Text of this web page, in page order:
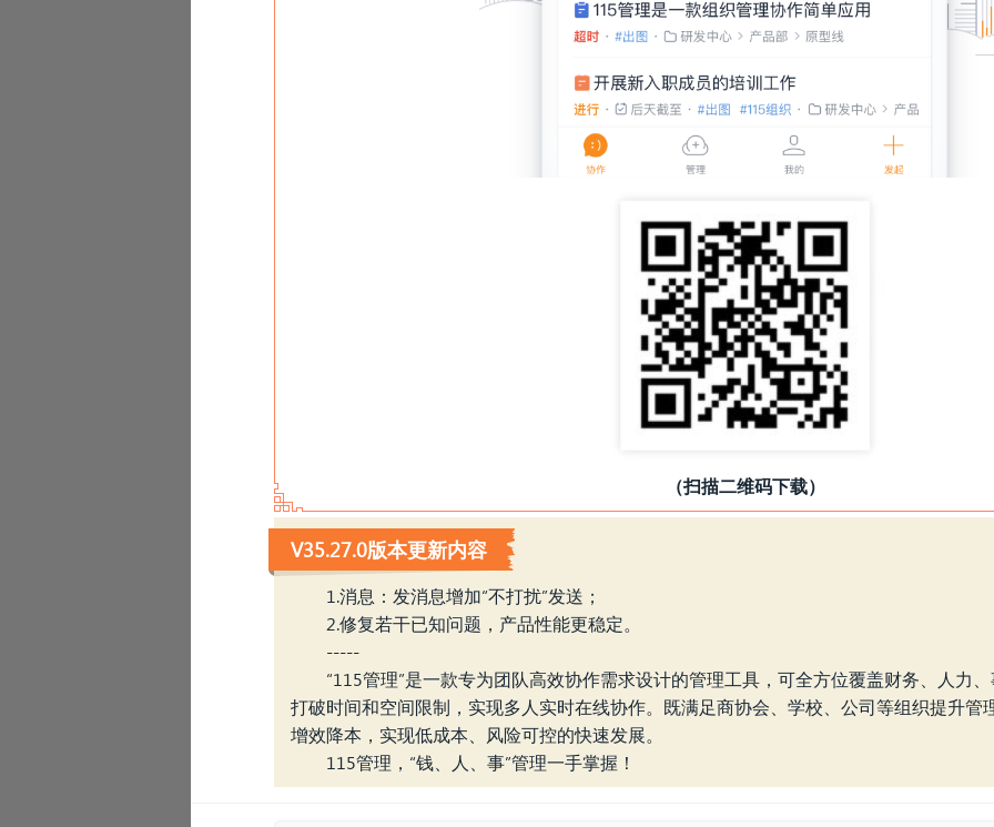
（扫描二维码下载）
V35.27.0版本更新内容
1.消息：发消息增加“不打扰”发送；
2.修复若干已知问题，产品性能更稳定。
-----
“115管理”是一款专为团队高效协作需求设计的管理工具，可全方位覆盖财务、人力
打破时间和空间限制，实现多人实时在线协作。既满足商协会、学校、公司等组织提升管
增效降本，实现低成本、风险可控的快速发展。
115管理，“钱、人、事”管理一手掌握！